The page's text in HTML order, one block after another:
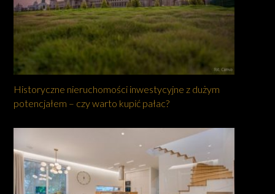
Historyczne nieruchomości inwestycyjne z dużym
potencjałem – czy warto kupić pałac?